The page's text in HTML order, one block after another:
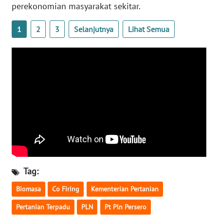
perekonomian masyarakat sekitar.
1 2 3 Selanjutnya Lihat Semua
Tag:
Biomasa Co Firing Kementerian Pertanian
Pertanian Terpadu PLN Pt Pln Persero
WN
JOGJA
KALBAR
KALTENG
WN
KALTARA